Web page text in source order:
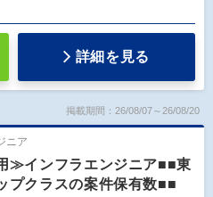
詳細を見る
掲載期間：26/08/07～26/08/20
ニア
≫インフラエンジニア■■東
プクラスの案件保有数■■